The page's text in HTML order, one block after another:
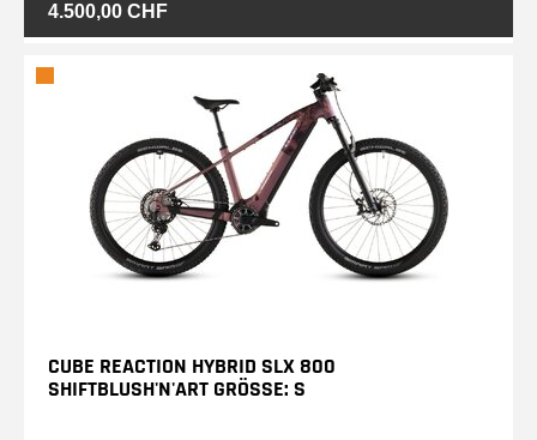
4.500,00 CHF
CUBE REACTION HYBRID SLX 800
SHIFTBLUSH'N'ART GRÖSSE: S